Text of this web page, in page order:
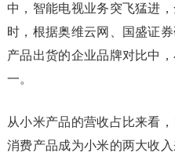
中，智能电视业务突飞猛进
时，根据奥维云网、国盛证
产品出货的企业品牌对比中
一。
从小米产品的营收占比来看
消费产品成为小米的两大收